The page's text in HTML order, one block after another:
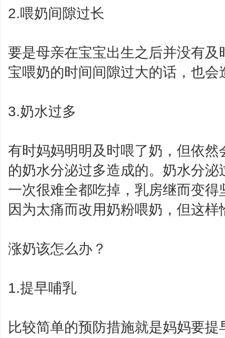
2.喂奶间隙过长
要是母亲在宝宝出生之后并没有
宝喂奶的时间间隙过大的话，也会
3.奶水过多
有时妈妈明明及时喂了奶，但依
的奶水分泌过多造成的。奶水分
一次很难全都吃掉，乳房继而变
因为太痛而改用奶粉喂奶，但这
涨奶该怎么办？
1.提早哺乳
比较简单的预防措施就是妈妈要